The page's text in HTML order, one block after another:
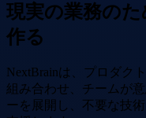
現実の業務の
作る
NextBrainは、プロダク
組み合わせ、チームが
ーを展開し、不要な技